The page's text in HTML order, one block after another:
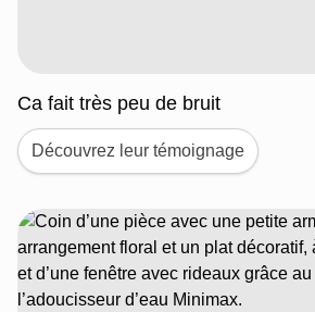
Ca fait très peu de bruit
Découvrez leur témoignage